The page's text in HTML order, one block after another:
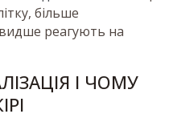
більше
реагують на
І ЧОМУ